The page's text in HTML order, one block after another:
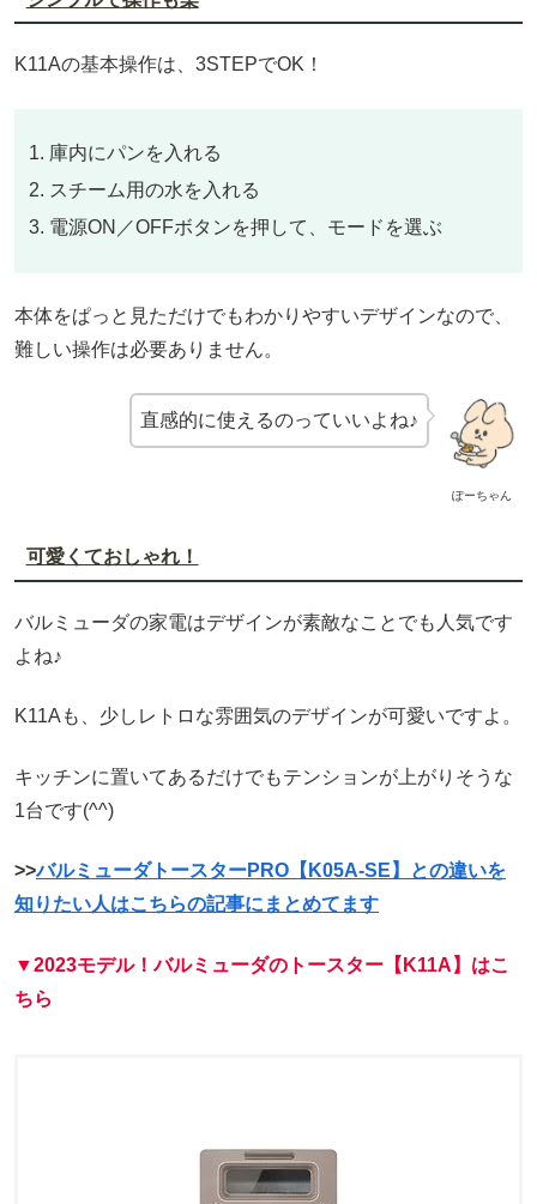
K11Aの基本操作は、3STEPでOK！
庫内にパンを入れる
スチーム用の水を入れる
電源ON／OFFボタンを押して、モードを選ぶ
本体をぱっと見ただけでもわかりやすいデザインなので、
難しい操作は必要ありません。
ぽーちゃん
直感的に使えるのっていいよね♪
可愛くておしゃれ！
バルミューダの家電はデザインが素敵なことでも人気です
よね♪
K11Aも、少しレトロな雰囲気のデザインが可愛いですよ。
キッチンに置いてあるだけでもテンションが上がりそうな
1台です(^^)
>>バルミューダトースターPRO【K05A-SE】との違いを
知りたい人はこちらの記事にまとめてます
▼2023モデル！バルミューダのトースター【K11A】はこ
ちら